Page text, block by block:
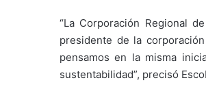
“La Corporación Regional
presidente de la
pensamos en la misma
sustentabilidad”, precisó